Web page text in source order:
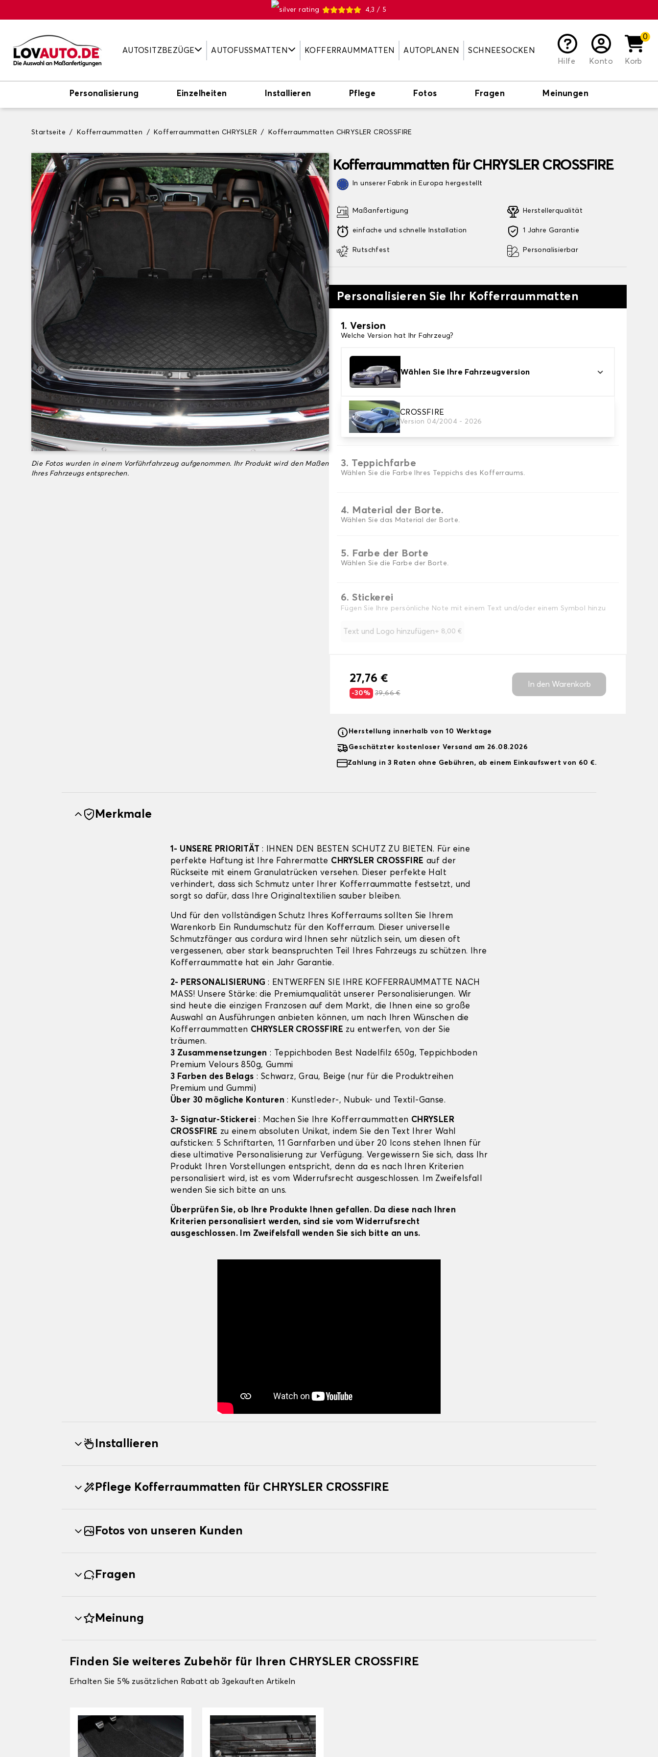
4,3 / 5
AUTOSITZBEZÜGE AUTOFUSSMATTEN KOFFERRAUMMATTEN AUTOPLANEN
SCHNEESOCKEN
Hilfe
Konto
0
Korb
Personalisierung Einzelheiten Installieren Pflege Fotos Fragen Meinungen
Startseite Kofferraummatten Kofferraummatten CHRYSLER Kofferraummatten CHRYSLER CROSSFIRE
Die Fotos wurden in einem Vorführfahrzeug aufgenommen. Ihr Produkt wird den Maßen
Ihres Fahrzeugs entsprechen.
Kofferraummatten für CHRYSLER CROSSFIRE
In unserer Fabrik in Europa hergestellt
Maßanfertigung
einfache und schnelle Installation
Rutschfest
Herstellerqualität
1 Jahre Garantie
Personalisierbar
Personalisieren Sie Ihr Kofferraummatten
1. Version
Welche Version hat Ihr Fahrzeug?
Wählen Sie Ihre Fahrzeugversion
CROSSFIRE
Version 04/2004 - 2026
2. Material
Wählen Sie das Material Ihrer Kofferraummatte
3. Teppichfarbe
Wählen Sie die Farbe Ihres Teppichs des Kofferraums.
4. Material der Borte.
Wählen Sie das Material der Borte.
5. Farbe der Borte
Wählen Sie die Farbe der Borte.
6. Stickerei
Fügen Sie Ihre persönliche Note mit einem Text und/oder einem Symbol hinzu
Text und Logo hinzufügen+ 8,00 €
27,76 €
-30% 39,66 €
In den Warenkorb
Herstellung innerhalb von 10 Werktage
Geschätzter kostenloser Versand am 26.08.2026
Zahlung in 3 Raten ohne Gebühren, ab einem Einkaufswert von 60 €.
Merkmale
1- UNSERE PRIORITÄT : IHNEN DEN BESTEN SCHUTZ ZU BIETEN. Für eine
perfekte Haftung ist Ihre Fahrermatte CHRYSLER CROSSFIRE auf der
Rückseite mit einem Granulatrücken versehen. Dieser perfekte Halt
verhindert, dass sich Schmutz unter Ihrer Kofferraummatte festsetzt, und
sorgt so dafür, dass Ihre Originaltextilien sauber bleiben.
Und für den vollständigen Schutz Ihres Kofferraums sollten Sie Ihrem
Warenkorb Ein Rundumschutz für den Kofferraum. Dieser universelle
Schmutzfänger aus cordura wird Ihnen sehr nützlich sein, um diesen oft
vergessenen, aber stark beanspruchten Teil Ihres Fahrzeugs zu schützen. Ihre
Kofferraummatte hat ein Jahr Garantie.
2- PERSONALISIERUNG : ENTWERFEN SIE IHRE KOFFERRAUMMATTE NACH
MASS! Unsere Stärke: die Premiumqualität unserer Personalisierungen. Wir
sind heute die einzigen Franzosen auf dem Markt, die Ihnen eine so große
Auswahl an Ausführungen anbieten können, um nach Ihren Wünschen die
Kofferraummatten CHRYSLER CROSSFIRE zu entwerfen, von der Sie
träumen.
3 Zusammensetzungen : Teppichboden Best Nadelfilz 650g, Teppichboden
Premium Velours 850g, Gummi
3 Farben des Belags : Schwarz, Grau, Beige (nur für die Produktreihen
Premium und Gummi)
Über 30 mögliche Konturen : Kunstleder-, Nubuk- und Textil-Ganse.
3- Signatur-Stickerei : Machen Sie Ihre Kofferraummatten CHRYSLER
CROSSFIRE zu einem absoluten Unikat, indem Sie den Text Ihrer Wahl
aufsticken: 5 Schriftarten, 11 Garnfarben und über 20 Icons stehen Ihnen für
diese ultimative Personalisierung zur Verfügung. Vergewissern Sie sich, dass Ihr
Produkt Ihren Vorstellungen entspricht, denn da es nach Ihren Kriterien
personalisiert wird, ist es vom Widerrufsrecht ausgeschlossen. Im Zweifelsfall
wenden Sie sich bitte an uns.
Überprüfen Sie, ob Ihre Produkte Ihnen gefallen. Da diese nach Ihren
Kriterien personalisiert werden, sind sie vom Widerrufsrecht
ausgeschlossen. Im Zweifelsfall wenden Sie sich bitte an uns.
Installieren
Pflege Kofferraummatten für CHRYSLER CROSSFIRE
Fotos von unseren Kunden
Fragen
Meinung
Finden Sie weiteres Zubehör für Ihren CHRYSLER CROSSFIRE
Erhalten Sie 5% zusätzlichen Rabatt ab 3gekauften Artikeln